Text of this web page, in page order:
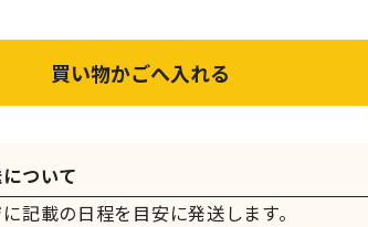
ついて
記載の日程を目安に発送します。
買い物かごへ入れる